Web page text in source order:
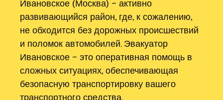
Ивановское (Москва) – активно
развивающийся район, где, к сожалению,
не обходится без дорожных происшествий
и поломок автомобилей. Эвакуатор
Ивановское – это оперативная помощь в
сложных ситуациях, обеспечивающая
безопасную транспортировку вашего
транспортного средства.